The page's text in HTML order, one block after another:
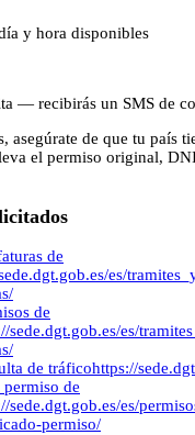
y hora disponibles
— recibirás un SMS de
asegúrate de que tu país
el permiso original,
de
es/
de
sede.dgt.gob.es/es/
de tráficohttps://
de
sede.dgt.gob.es/es/
permiso/